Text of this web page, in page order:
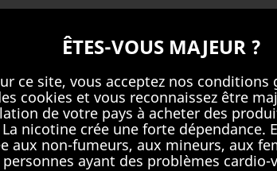
et sécurisémondialement reconnu qui permet
sur le site internet Paypal afin d’effectuer le
ÊTES-VOUS MAJEUR ?
ce site, vous acceptez nos conditions
cookies et vous reconnaissez être
de votre pays à acheter des
nicotine crée une forte dépendance.
aux non-fumeurs, aux mineurs, aux
ayant des problèmes cardio-